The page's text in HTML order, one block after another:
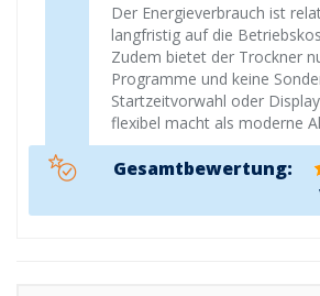
Der Energieverbrauch ist
langfristig auf die
Zudem bietet der Trockner
Programme und keine
Startzeitvorwahl oder
flexibel macht als moderne
Gesamtbewertung: